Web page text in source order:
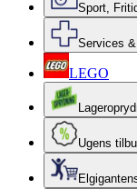
Sport,
Services
LEGO
Ugens